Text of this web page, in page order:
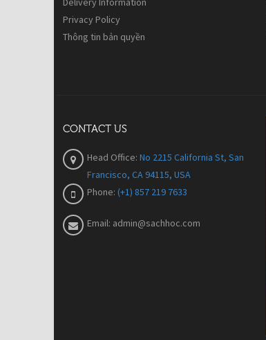
Privacy Policy
Thông tin bản quyền
CONTACT US
Head Office: No 2215 California St, San
Francisco, CA 94115, USA
Phone: (+1) 857 219 7633
Email: admin@sachhoc.com